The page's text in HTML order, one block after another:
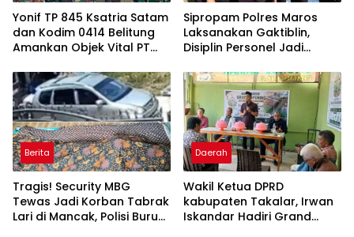
Yonif TP 845 Ksatria Satam
dan Kodim 0414 Belitung
Amankan Objek Vital PT
Penambang
Sipropam Polres Maros
Laksanakan Gaktiblin,
Disiplin Personel Jadi
Berita
Tragis! Security MBG
Tewas Jadi Korban Tabrak
Lari di Mancak, Polisi Buru
Daerah
Wakil Ketua DPRD
kabupaten Takalar, Irwan
Iskandar Hadiri Grand